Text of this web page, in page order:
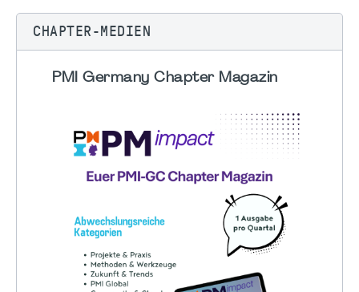
CHAPTER-MEDIEN
PMI Germany Chapter Magazin